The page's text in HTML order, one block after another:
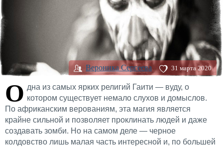
Вероника Сергеева 31 марта 2020
О дна из самых ярких религий Гаити — вуду, о
котором существует немало слухов и домыслов.
По африканским верованиям, эта магия является
крайне сильной и позволяет проклинать людей и даже
создавать зомби. Но на самом деле — черное
колдовство лишь малая часть интересной и, по большей